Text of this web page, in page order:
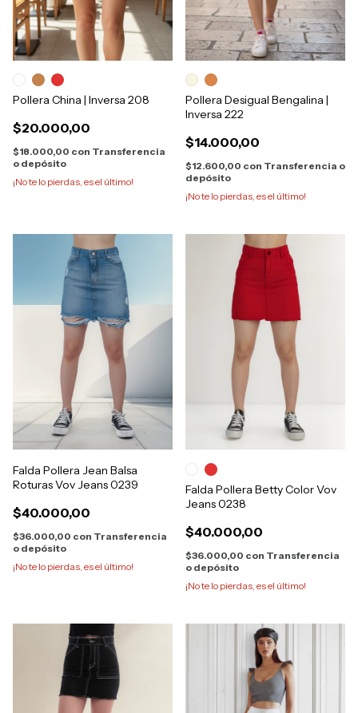
Pollera China | Inversa 208
$20.000,00
$18.000,00 con Transferencia
o depósito
¡No te lo pierdas, es el último!
Pollera Desigual Bengalina |
Inversa 222
$14.000,00
$12.600,00 con Transferencia o
depósito
¡No te lo pierdas, es el último!
Falda Pollera Jean Balsa
Roturas Vov Jeans 0239
$40.000,00
$36.000,00 con Transferencia
o depósito
¡No te lo pierdas, es el último!
Falda Pollera Betty Color Vov
Jeans 0238
$40.000,00
$36.000,00 con Transferencia
o depósito
¡No te lo pierdas, es el último!